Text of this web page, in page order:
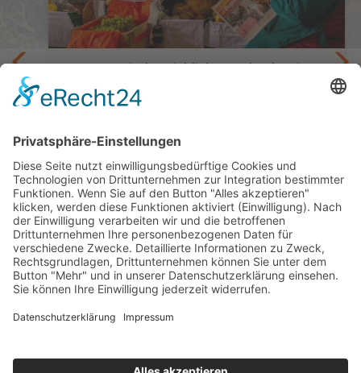
Gastronomische Highlights und Kultur in
Lima, Cuzco und im Heiligem Tal
Peru
8 Tage oder 11 Tage ab Lima/bis Cuzco oder
Puerto Maldonado
ab 1.322,— €